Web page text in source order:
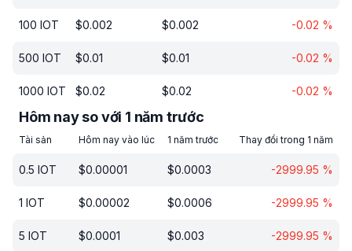
100 IOT $0.002 $0.002 -0.02 %
500 IOT $0.01 $0.01 -0.02 %
1000 IOT $0.02 $0.02 -0.02 %
Hôm nay so với 1 năm trước
Tài sản Hôm nay vào lúc 1 năm trước Thay đổi trong 1 năm
0.5 IOT $0.00001 $0.0003 -2999.95 %
1 IOT $0.00002 $0.0006 -2999.95 %
5 IOT $0.0001 $0.003 -2999.95 %